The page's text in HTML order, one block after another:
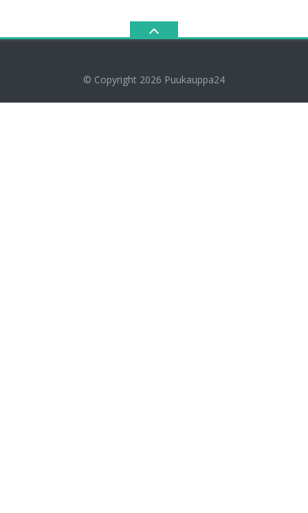
© Copyright 2026 Puukauppa24